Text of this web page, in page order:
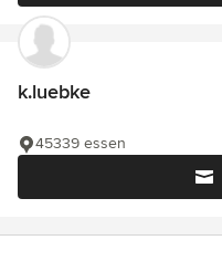
k.luebke
45339 essen